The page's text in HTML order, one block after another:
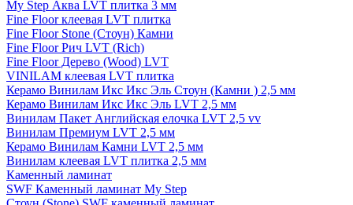
My Step Аква LVT плитка 3 мм
Fine Floor клеевая LVT плитка
Fine Floor Stone (Стоун) Камни
Fine Floor Рич LVT (Rich)
Fine Floor Дерево (Wood) LVT
VINILAM клеевая LVT плитка
Керамо Винилам Икс Икс Эль Стоун (Камни ) 2,5 мм
Керамо Винилам Икс Икс Эль LVT 2,5 мм
Винилам Пакет Английская елочка LVT 2,5 vv
Винилам Премиум LVT 2,5 мм
Керамо Винилам Камни LVT 2,5 мм
Винилам клеевая LVT плитка 2,5 мм
Каменный ламинат
SWF Каменный ламинат My Step